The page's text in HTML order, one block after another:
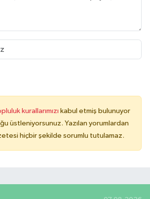
kurallarımızı kabul etmiş bulunuyor
üstleniyorsunuz. Yazılan yorumlardan
hiçbir şekilde sorumlu tutulamaz.